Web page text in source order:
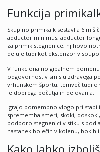
Funkcija
Skupino primikalk sestavlja 6
adductor minimus, adductor
za primik stegnenice, njihovo
deluje tudi kot ekstenzor v
V funkcionalno gibalnem
odgovornost v smislu zdravega
vrhunskem športu, temveč tudi o
le dobrega počutja in delovanja.
Igrajo pomembno vlogo pri
sprememba smeri, skoki,
podporo stegnenici v stiku s
nastanek bolečin v kolenu, bokih
Kako lahko